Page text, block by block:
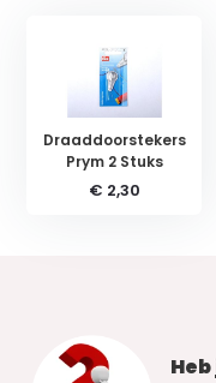
Draaddoorstekers
Prym 2 Stuks
€ 2,30